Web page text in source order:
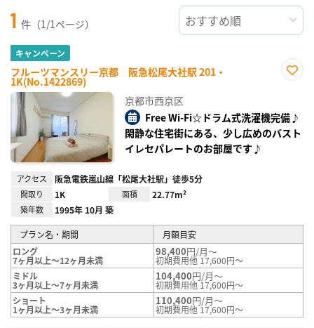
1 件（1/1ページ）
キャンペーン
フルーツマンスリー京都 阪急松尾大社駅 201・
1K(No.1422869)
録
京都市西京区
Free Wi-Fi☆ドラム式洗濯機完備♪
閑静な住宅街にある、少し広めのバスト
イレセパレートのお部屋です♪
アクセス 阪急電鉄嵐山線「松尾大社駅」徒歩5分
間取り 1K 面積 22.77m²
築年数 1995年 10月 築
プラン名・期間
月額目安
ロング
7ヶ月以上～12ヶ月未満
98,400円/月～
初期費用他 17,600円～
ミドル
3ヶ月以上～7ヶ月未満
104,400円/月～
初期費用他 17,600円～
ショート
1ヶ月以上～3ヶ月未満
110,400円/月～
初期費用他 17,600円～